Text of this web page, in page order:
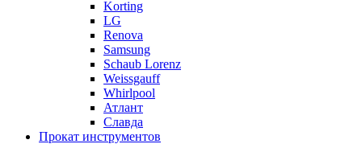
Korting
LG
Renova
Samsung
Schaub Lorenz
Weissgauff
Whirlpool
Атлант
Славда
Прокат инструментов